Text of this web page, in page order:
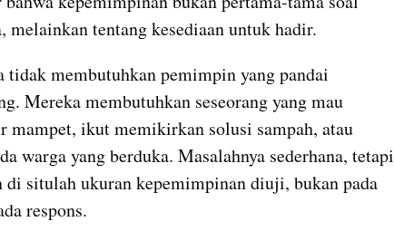
melainkan tentang kesediaan untuk hadir.
tidak membutuhkan pemimpin yang pandai
Mereka membutuhkan seseorang yang mau
mampet, ikut memikirkan solusi sampah, atau
warga yang berduka. Masalahnya sederhana, tetapi
di situlah ukuran kepemimpinan diuji, bukan pada
respons.